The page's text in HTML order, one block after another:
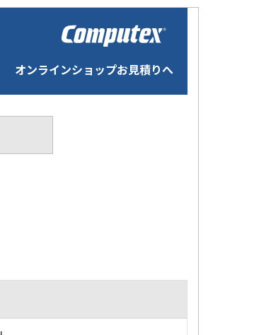
オンラインショップお見積りへ